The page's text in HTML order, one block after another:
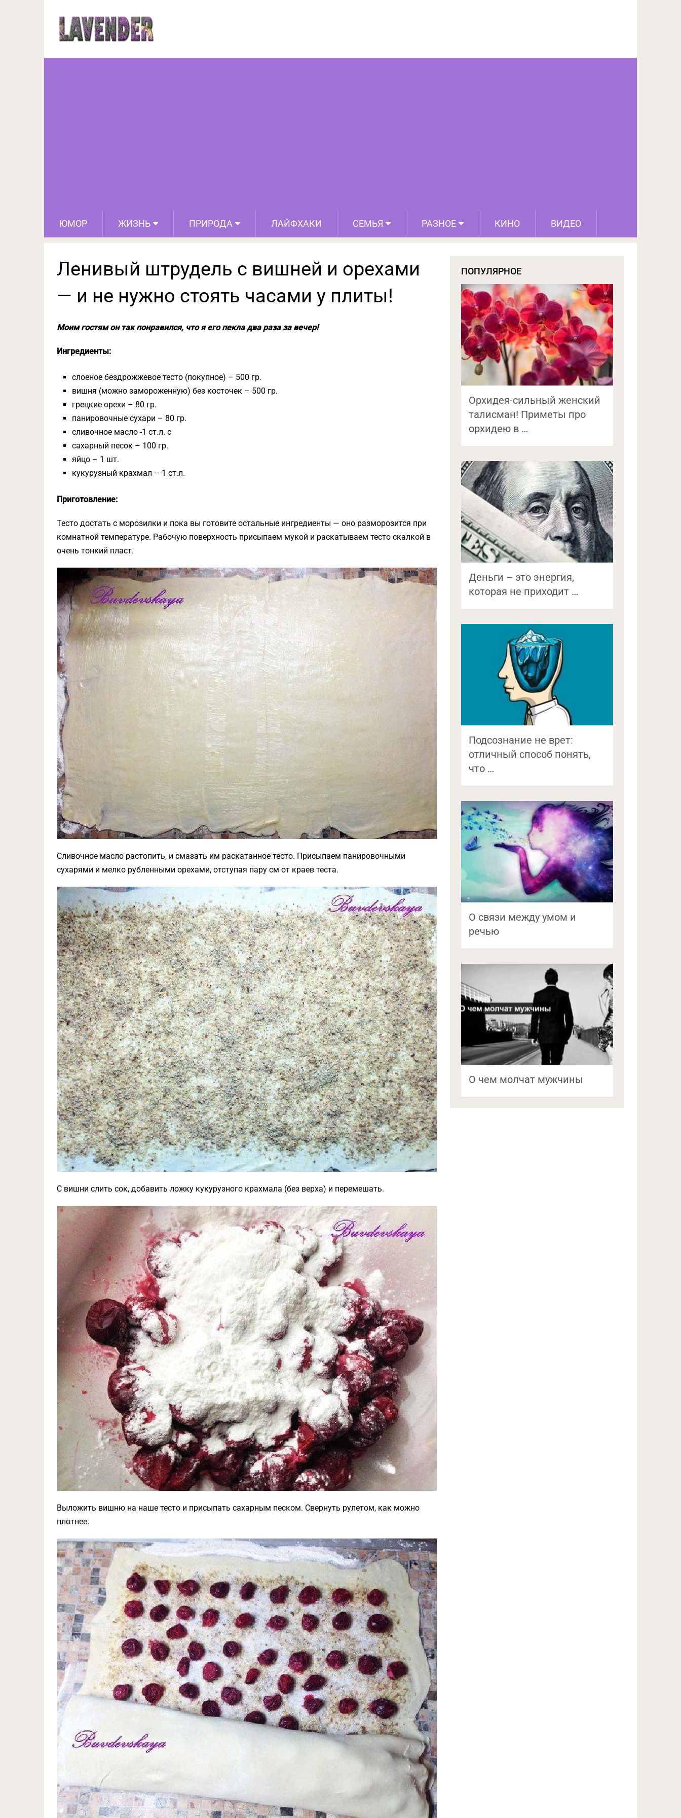
ЮМОР ЖИЗНЬ ПРИРОДА ЛАЙФХАКИ СЕМЬЯ РАЗНОЕ КИНО ВИДЕО
Ленивый штрудель с вишней и орехами — и не нужно стоять
Ленивый штрудель с вишней и орехами
— и не нужно стоять часами у плиты!
Моим гостям он так понравился, что я его пекла два раза за вечер!
Ингредиенты:
слоеное бездрожжевое тесто (покупное) – 500 гр.
вишня (можно замороженную) без косточек – 500 гр.
грецкие орехи – 80 гр.
панировочные сухари – 80 гр.
сливочное масло -1 ст.л. с
сахарный песок – 100 гр.
яйцо – 1 шт.
кукурузный крахмал – 1 ст.л.
Приготовление:
Тесто достать с морозилки и пока вы готовите остальные ингредиенты — оно разморозится при
комнатной температуре. Рабочую поверхность присыпаем мукой и раскатываем тесто скалкой в
очень тонкий пласт.
Сливочное масло растопить, и смазать им раскатанное тесто. Присыпаем панировочными
сухарями и мелко рубленными орехами, отступая пару см от краев теста.
С вишни слить сок, добавить ложку кукурузного крахмала (без верха) и перемешать.
Выложить вишню на наше тесто и присыпать сахарным песком. Свернуть рулетом, как можно
плотнее.
ПОПУЛЯРНОЕ
Орхидея-сильный женский
талисман! Приметы про
орхидею в …
Деньги – это энергия,
которая не приходит …
Подсознание не врет:
отличный способ понять,
что …
О связи между умом и
речью
О чем молчат мужчины